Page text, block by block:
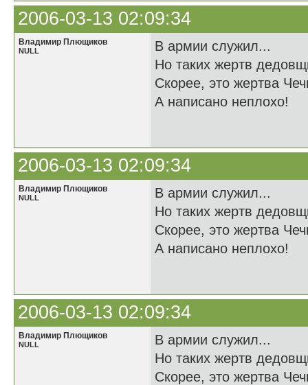
2006-03-13 02:09:34
Владимир Плющиков
NULL
В армии служил...
Но таких жертв
Скорее, это жертва
А написано неплохо!
2006-03-13 02:09:34
Владимир Плющиков
NULL
В армии служил...
Но таких жертв
Скорее, это жертва
А написано неплохо!
2006-03-13 02:09:34
Владимир Плющиков
NULL
В армии служил...
Но таких жертв
Скорее, это жертва